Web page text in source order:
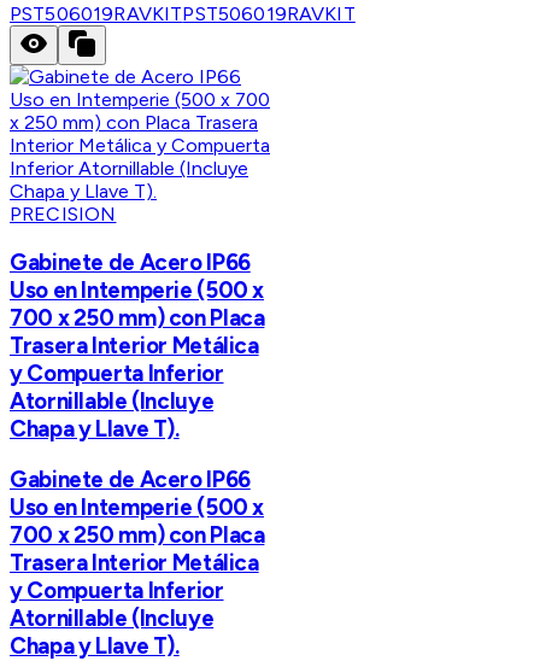
PST506019RAVKITPST506019RAVKIT
PRECISION
Gabinete de Acero IP66
Uso en Intemperie (500 x
700 x 250 mm) con Placa
Trasera Interior Metálica
y Compuerta Inferior
Atornillable (Incluye
Chapa y Llave T).
Gabinete de Acero IP66
Uso en Intemperie (500 x
700 x 250 mm) con Placa
Trasera Interior Metálica
y Compuerta Inferior
Atornillable (Incluye
Chapa y Llave T).